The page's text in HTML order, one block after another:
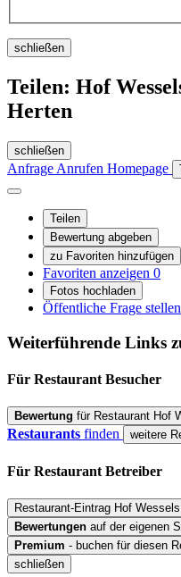
schließen
Teilen: Hof
Herten
schließen
Anfrage Anrufen Homepage
Teilen
Bewertung abgeben
zu Favoriten hinzufügen
Favoriten anzeigen 0
Fotos hochladen
Öffentliche Frage stellen
Weiterführende Links
Für Restaurant Besucher
Bewertung für Restaurant Hof
Restaurants finden weitere
Für Restaurant Betreiber
Restaurant-Eintrag Hof Wessels
Bewertungen auf der eigenen
Premium - buchen für diesen
schließen